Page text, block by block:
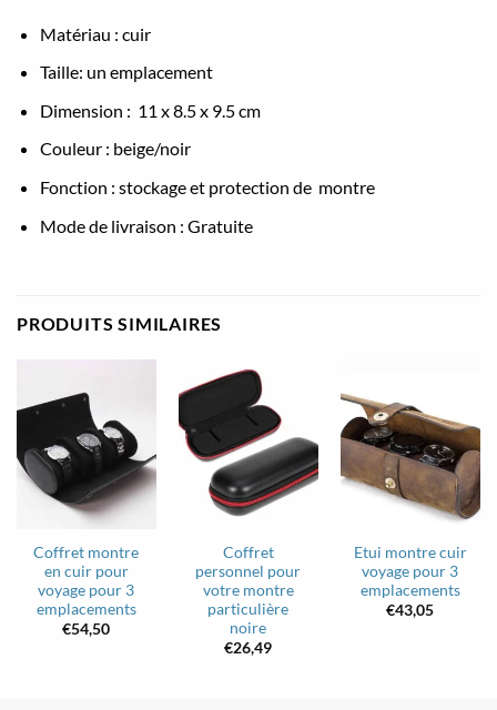
Matériau : cuir
Taille: un emplacement
Dimension : 11 x 8.5 x 9.5 cm
Couleur : beige/noir
Fonction : stockage et protection de montre
Mode de livraison : Gratuite
PRODUITS SIMILAIRES
Coffret montre
en cuir pour
voyage pour 3
emplacements
€54,50
Coffret
personnel pour
votre montre
particulière
noire
€26,49
Etui montre cuir
voyage pour 3
emplacements
€43,05